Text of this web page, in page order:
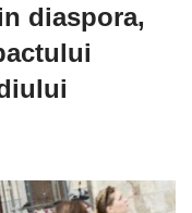
diaspora,